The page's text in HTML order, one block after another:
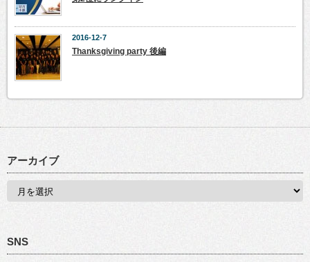
2016-12-7
Thanksgiving party 後編
アーカイブ
SNS